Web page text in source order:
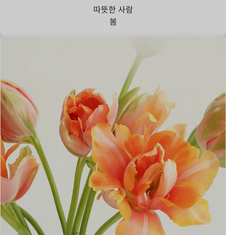
따뜻한 사람
봄